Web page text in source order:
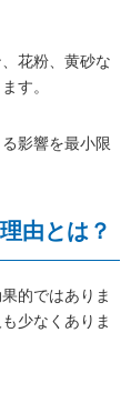
花粉、黄砂な
す。
影響を最小限
由とは？
的ではありま
少なくありま